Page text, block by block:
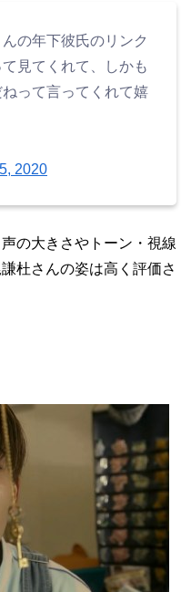
の年下彼氏のリンク
見てくれて、しかも
って言ってくれて嬉
2020
の大きさやトーン・視線
杜さんの姿は高く評価さ